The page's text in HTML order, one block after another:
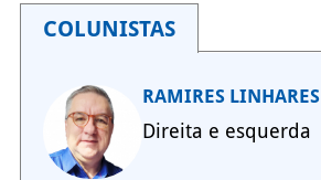
COLUNISTAS
RAMIRES LINHARES
Direita e esquerda